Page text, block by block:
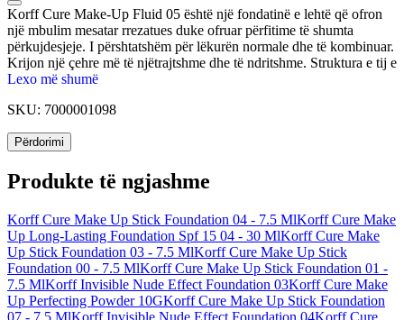
Korff Cure Make-Up Fluid 05 është një fondatinë e lehtë që ofron
një mbulim mesatar rrezatues duke ofruar përfitime të shumta
përkujdesjeje. I përshtatshëm për lëkurën normale dhe të kombinuar.
Krijon një çehre më të njëtrajtshme dhe të ndritshme. Struktura e tij e
lëngshme minimizon pamjen e papërsosmërive. Fokusohet
përbërësish aktivë. Ofron një efekt lifting duke mbushur mikro linjat
E rimbush nivelet e hidratimit dhe shkëlqimit në lëkurë. Mbron
hidratuar deri në 24 orë.
Lexo më shumë
SKU: 7000001098
Përdorimi
Produkte të ngjashme
Korff Cure Make Up Stick Foundation 04 - 7.5 MlKorff Cure Make
Up Long-Lasting Foundation Spf 15 04 - 30 MlKorff Cure Make
Up Stick Foundation 03 - 7.5 MlKorff Cure Make Up Stick
Foundation 00 - 7.5 MlKorff Cure Make Up Stick Foundation 01 -
7.5 MlKorff Invisible Nude Effect Foundation 03Korff Cure Make
Up Perfecting Powder 10GKorff Cure Make Up Stick Foundation
07 - 7.5 MlKorff Invisible Nude Effect Foundation 04Korff Cure